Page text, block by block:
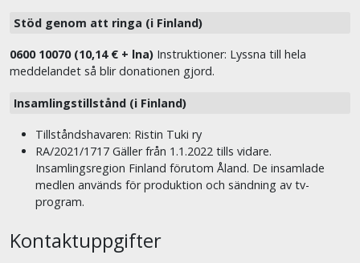
Stöd genom att ringa (i Finland)
0600 10070 (10,14 € + lna) Instruktioner: Lyssna till hela
meddelandet så blir donationen gjord.
Insamlingstillstånd (i Finland)
Tillståndshavaren: Ristin Tuki ry
RA/2021/1717 Gäller från 1.1.2022 tills vidare.
Insamlingsregion Finland förutom Åland. De insamlade
medlen används för produktion och sändning av tv-
program.
Kontaktuppgifter